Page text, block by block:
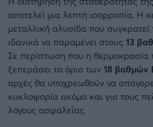
αποτελεί μια λεπτή ισορροπία. Η
μεταλλική αλυσίδα που συγκρατεί
ιδανικά να παραμένει στους 13
Σε περίπτωση που η θερμοκρασία
ξεπεράσει το όριο των 18 βαθμών
αρχές θα υποχρεωθούν να
κυκλοφορία ακόμα και για τους
λόγους ασφαλείας.